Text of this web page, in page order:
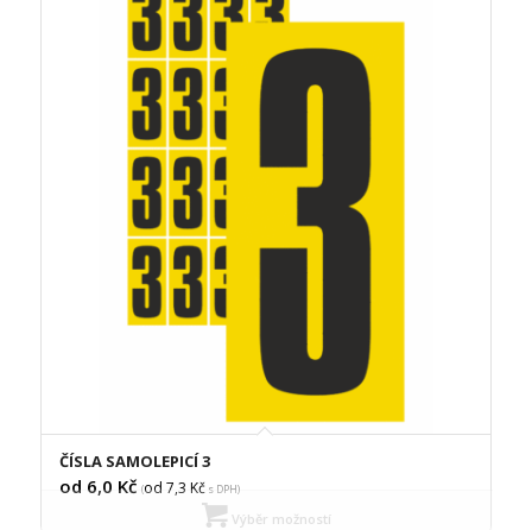
ČÍSLA SAMOLEPICÍ 3
od 6,0 Kč (od 7,3 Kčs DPH)
Výběr možností